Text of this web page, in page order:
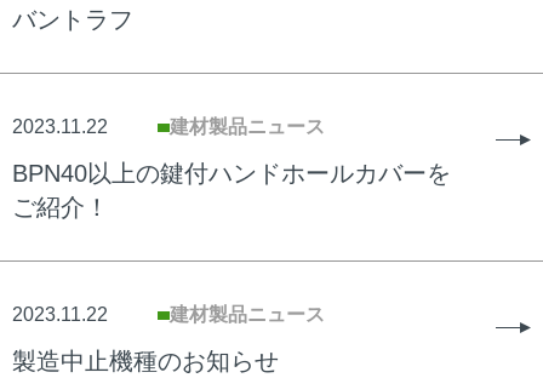
バントラフ
2023.11.22 建材製品ニュース
BPN40以上の鍵付ハンドホールカバーを
ご紹介！
2023.11.22 建材製品ニュース
製造中止機種のお知らせ